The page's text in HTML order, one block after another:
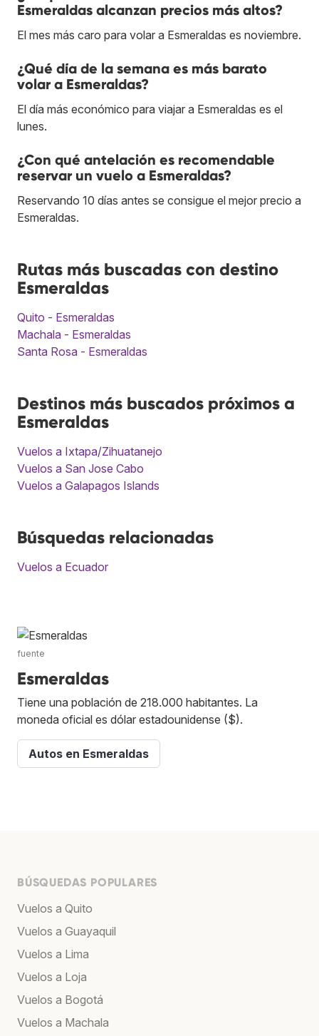
Esmeraldas alcanzan precios más altos?
El mes más caro para volar a Esmeraldas es noviembre.
¿Qué día de la semana es más barato
volar a Esmeraldas?
El día más económico para viajar a Esmeraldas es el
lunes.
¿Con qué antelación es recomendable
reservar un vuelo a Esmeraldas?
Reservando 10 días antes se consigue el mejor precio a
Esmeraldas.
Rutas más buscadas con destino
Esmeraldas
Quito - Esmeraldas
Machala - Esmeraldas
Santa Rosa - Esmeraldas
Destinos más buscados próximos a
Esmeraldas
Vuelos a Ixtapa/Zihuatanejo
Vuelos a San Jose Cabo
Vuelos a Galapagos Islands
Búsquedas relacionadas
Vuelos a Ecuador
fuente
Esmeraldas
Tiene una población de 218.000 habitantes. La
moneda oficial es dólar estadounidense ($).
Autos en Esmeraldas
BÚSQUEDAS POPULARES
Vuelos a Quito
Vuelos a Guayaquil
Vuelos a Lima
Vuelos a Loja
Vuelos a Bogotá
Vuelos a Machala